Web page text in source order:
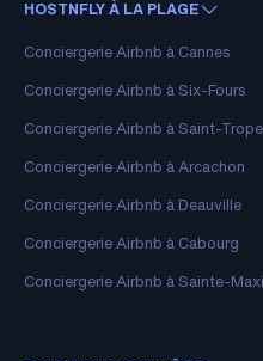
HOSTNFLY À LA PLAGE
Conciergerie Airbnb à Cannes
Conciergerie Airbnb à Six-Fours
Conciergerie Airbnb à Saint-
Conciergerie Airbnb à Arcachon
Conciergerie Airbnb à Deauville
Conciergerie Airbnb à Cabourg
Conciergerie Airbnb à Sainte-